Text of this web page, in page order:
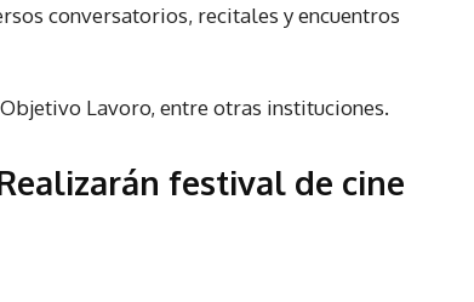
conversatorios, recitales y encuentros
Lavoro, entre otras instituciones.
festival de cine